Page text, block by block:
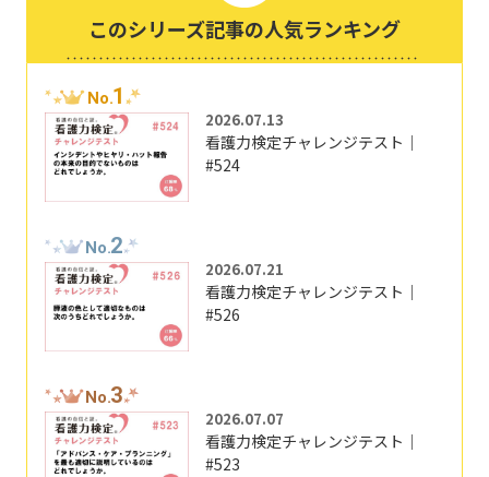
このシリーズ記事の人気ランキング
No.1
2026.07.13
看護力検定チャレンジテスト｜
#524
No.2
2026.07.21
看護力検定チャレンジテスト｜
#526
No.3
2026.07.07
看護力検定チャレンジテスト｜
#523